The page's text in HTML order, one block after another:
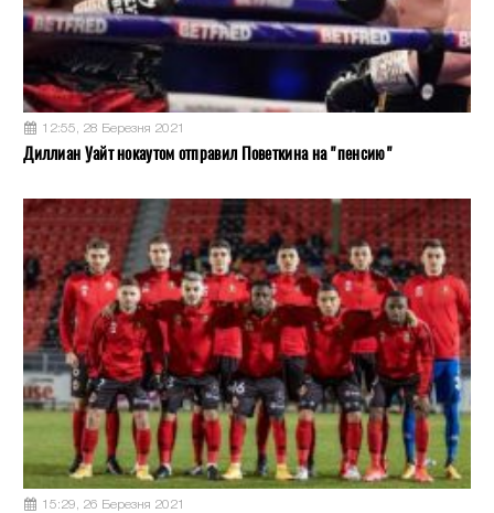
12:55, 28 Березня 2021
Диллиан Уайт нокаутом отправил Поветкина на "пенсию"
15:29, 26 Березня 2021